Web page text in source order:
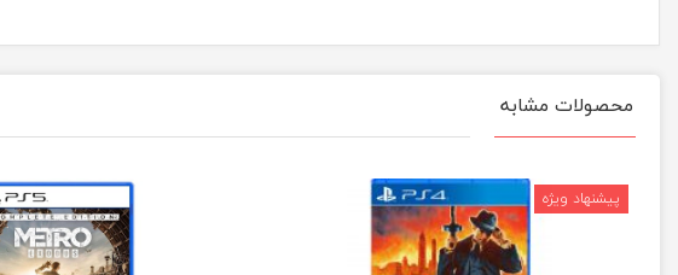
محصولات مشابه